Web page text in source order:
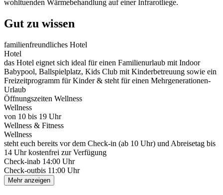
wohltuenden Wärmebehandlung auf einer Infrarotliege.
Gut zu wissen
familienfreundliches Hotel
Hotel
das Hotel eignet sich ideal für einen Familienurlaub mit Indoor
Babypool, Ballspielplatz, Kids Club mit Kinderbetreuung sowie ein
Freizeitprogramm für Kinder & steht für einen Mehrgenerationen-
Urlaub
Öffnungszeiten Wellness
Wellness
von 10 bis 19 Uhr
Wellness & Fitness
Wellness
steht euch bereits vor dem Check-in (ab 10 Uhr) und Abreisetag bis
14 Uhr kostenfrei zur Verfügung
Check-inab 14:00 Uhr
Check-outbis 11:00 Uhr
Mehr anzeigen